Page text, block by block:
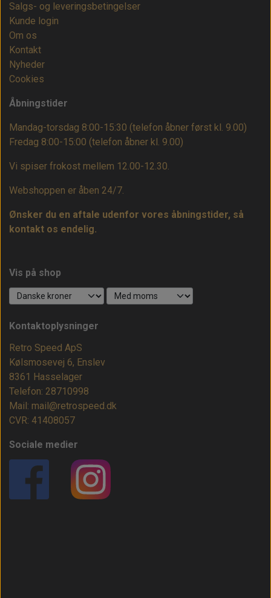
Salgs- og leveringsbetingelser
Kunde login
Om os
Kontakt
Nyheder
Cookies
Åbningstider
Mandag-torsdag 8:00-15:30 (telefon åbner først kl. 9.00)
Fredag 8:00-15:00 (telefon åbner kl. 9.00)
Vi spiser frokost mellem 12.00-12.30.
Webshoppen er åben 24/7.
Ønsker du en aftale udenfor vores åbningstider, så
kontakt os endelig.
Vis på shop
Kontaktoplysninger
Retro Speed ApS
Kølsmosevej 6, Enslev
8361 Hasselager
Telefon: 28710998
Mail: mail@retrospeed.dk
CVR: 41408057
Sociale medier